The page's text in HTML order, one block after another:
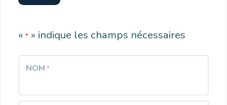
«* » indique les champs nécessaires
NOM *